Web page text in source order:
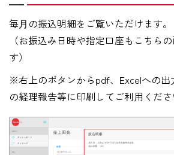
毎⽉の振込明細をご覧いただけます。
（お振込み日時や指定口座もこちら
す）
※右上のボタンからpdf、Excelへの出
の経理報告等に印刷してご利用くださ